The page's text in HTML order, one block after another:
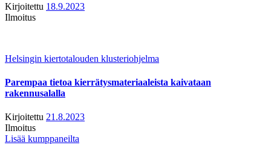
Kirjoitettu 18.9.2023
Ilmoitus
Helsingin kiertotalouden klusteriohjelma
Parempaa tietoa kierrätysmateriaaleista kaivataan
rakennusalalla
Kirjoitettu 21.8.2023
Ilmoitus
Lisää kumppaneilta